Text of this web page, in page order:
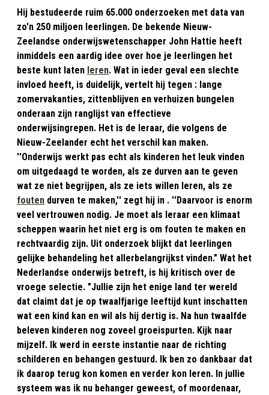
Hij bestudeerde ruim 65.000 onderzoeken met data van
zo'n 250 miljoen leerlingen. De bekende Nieuw-
Zeelandse onderwijswetenschapper John Hattie heeft
inmiddels een aardig idee over hoe je leerlingen het
beste kunt laten leren. Wat in ieder geval een slechte
invloed heeft, is duidelijk, vertelt hij tegen : lange
zomervakanties, zittenblijven en verhuizen bungelen
onderaan zijn ranglijst van effectieve
onderwijsingrepen. Het is de leraar, die volgens de
Nieuw-Zeelander echt het verschil kan maken.
''Onderwijs werkt pas echt als kinderen het leuk vinden
om uitgedaagd te worden, als ze durven aan te geven
wat ze niet begrijpen, als ze iets willen leren, als ze
fouten durven te maken,'' zegt hij in . ''Daarvoor is enorm
veel vertrouwen nodig. Je moet als leraar een klimaat
scheppen waarin het niet erg is om fouten te maken en
rechtvaardig zijn. Uit onderzoek blijkt dat leerlingen
gelijke behandeling het allerbelangrijkst vinden." Wat het
Nederlandse onderwijs betreft, is hij kritisch over de
vroege selectie. "Jullie zijn het enige land ter wereld
dat claimt dat je op twaalfjarige leeftijd kunt inschatten
wat een kind kan en wil als hij dertig is. Na hun twaalfde
beleven kinderen nog zoveel groeispurten. Kijk naar
mijzelf. Ik werd in eerste instantie naar de richting
schilderen en behangen gestuurd. Ik ben zo dankbaar dat
ik daarop terug kon komen en verder kon leren. In jullie
systeem was ik nu behanger geweest, of moordenaar,